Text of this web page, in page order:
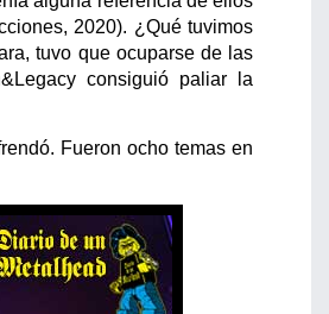
2020). ¿Qué tuvimos
tuvo que ocuparse de las
consiguió paliar la
Fueron ocho temas en